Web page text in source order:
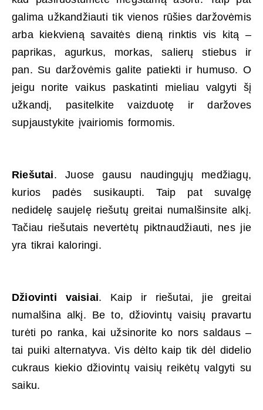
galima užkandžiauti tik vienos rūšies daržovėmis
arba kiekvieną savaitės dieną rinktis vis kitą –
paprikas, agurkus, morkas, salierų stiebus ir
pan. Su daržovėmis galite patiekti ir humuso. O
jeigu norite vaikus paskatinti mieliau valgyti šį
užkandį, pasitelkite vaizduotę ir daržoves
supjaustykite įvairiomis formomis.
Riešutai. Juose gausu naudingųjų medžiagų,
kurios padės susikaupti. Taip pat suvalgę
nedidelę saujelę riešutų greitai numalšinsite alkį.
Tačiau riešutais nevertėtų piktnaudžiauti, nes jie
yra tikrai kaloringi.
Džiovinti vaisiai. Kaip ir riešutai, jie greitai
numalšina alkį. Be to, džiovintų vaisių pravartu
turėti po ranka, kai užsinorite ko nors saldaus –
tai puiki alternatyva. Vis dėlto kaip tik dėl didelio
cukraus kiekio džiovintų vaisių reikėtų valgyti su
saiku.